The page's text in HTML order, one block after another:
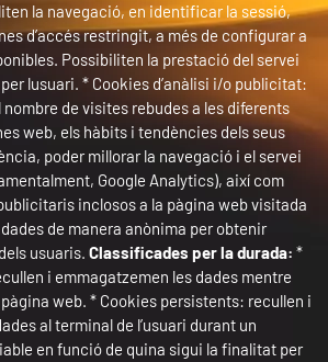
la navegació, en identificar la sessió,
d’accés restringit, a més de configurar a
Possibiliten la prestació del servei
lusuari. * Cookies d’anàlisi i/o publicitat:
de visites rebudes a les diferents
web, els hàbits i tendències dels seus
poder millorar la navegació i el servei
Google Analytics), així com
inclosos a la pàgina web visitada
de manera anònima per obtenir
usuaris. Classificades per la durada: *
i emmagatzemen les dades mentre
pàgina web. * Cookies persistents: recullen i
al terminal de l’usuari durant un
en funció de quina sigui la finalitat per